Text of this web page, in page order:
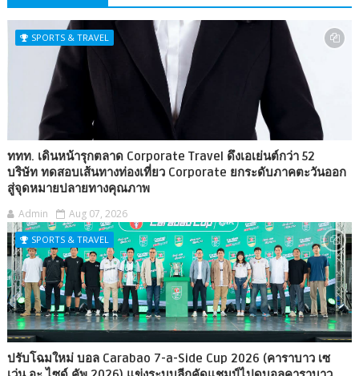
SPORTS & TRAVEL
ททท. เดินหน้ารุกตลาด Corporate Travel ดึงเอเย่นต์กว่า 52
บริษัท ทดสอบเส้นทางท่องเที่ยว Corporate ยกระดับภาคตะวันออก
สู่จุดหมายปลายทางคุณภาพ
Admin Aug 07, 2026
SPORTS & TRAVEL
ปรับโฉมใหม่ บอล Carabao 7-a-Side Cup 2026 (คาราบาว เซ